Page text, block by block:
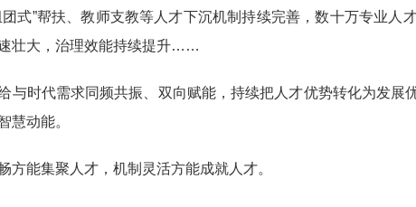
团式”帮扶、教师支教等人才下沉机制持续完善，数十万专业
壮大，治理效能持续提升……
时代需求同频共振、双向赋能，持续把人才优势转化为发展
慧动能。
能集聚人才，机制灵活方能成就人才。